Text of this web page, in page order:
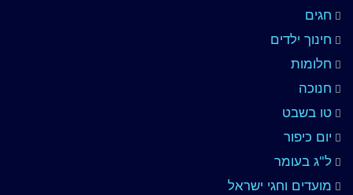
חגים
חינוך ילדים
חלומות
חנוכה
טו בשבט
יום כיפור
ל"ג בעומר
מועדים וחגי ישראל